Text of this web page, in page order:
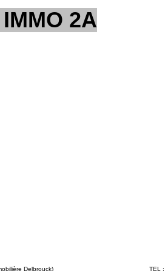
2A
Delbrouck)
TEL